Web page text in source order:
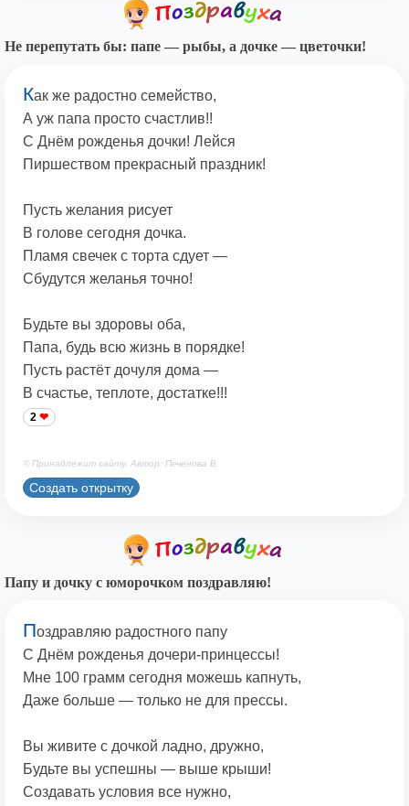
Не перепутать бы: папе — рыбы, а дочке — цветочки!
Как же радостно семейство,
А уж папа просто счастлив!!
С Днём рожденья дочки! Лейся
Пиршеством прекрасный праздник!
Пусть желания рисует
В голове сегодня дочка.
Пламя свечек с торта сдует —
Сбудутся желанья точно!
Будьте вы здоровы оба,
Папа, будь всю жизнь в порядке!
Пусть растёт дочуля дома —
В счастье, теплоте, достатке!!!
2
© Принадлежит сайту. Автор: Печенова В.
Создать открытку
Папу и дочку с юморочком поздравляю!
Поздравляю радостного папу
С Днём рожденья дочери-принцессы!
Мне 100 грамм сегодня можешь капнуть,
Даже больше — только не для прессы.
Вы живите с дочкой ладно, дружно,
Будьте вы успешны — выше крыши!
Создавать условия все нужно,